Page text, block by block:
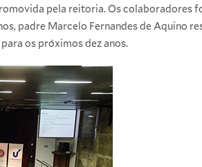
pela reitoria. Os colaboradores
padre Marcelo Fernandes de Aquino
os próximos dez anos.